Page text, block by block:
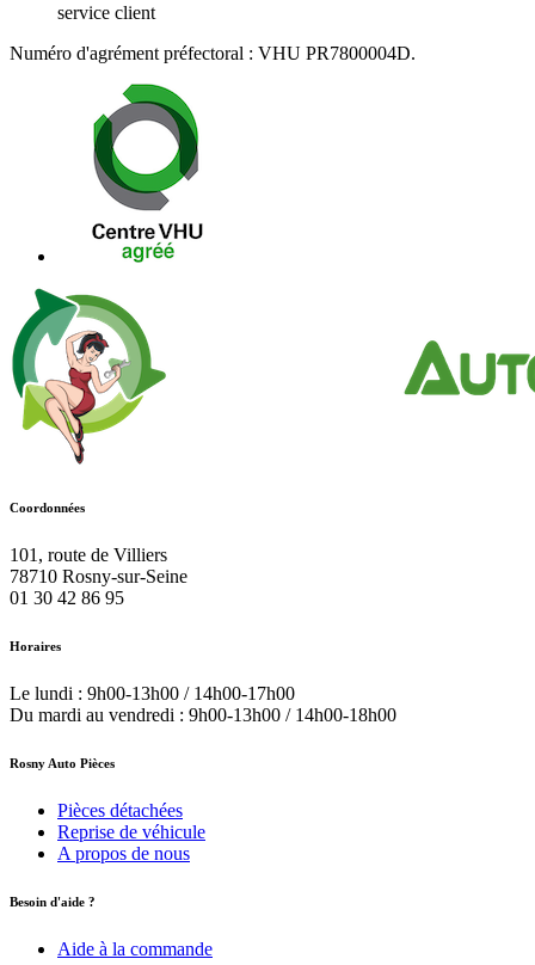
service client
Numéro d'agrément préfectoral : VHU PR7800004D.
Coordonnées
101, route de Villiers
78710 Rosny-sur-Seine
01 30 42 86 95
Horaires
Le lundi : 9h00-13h00 / 14h00-17h00
Du mardi au vendredi : 9h00-13h00 / 14h00-18h00
Rosny Auto Pièces
Pièces détachées
Reprise de véhicule
A propos de nous
Besoin d'aide ?
Aide à la commande